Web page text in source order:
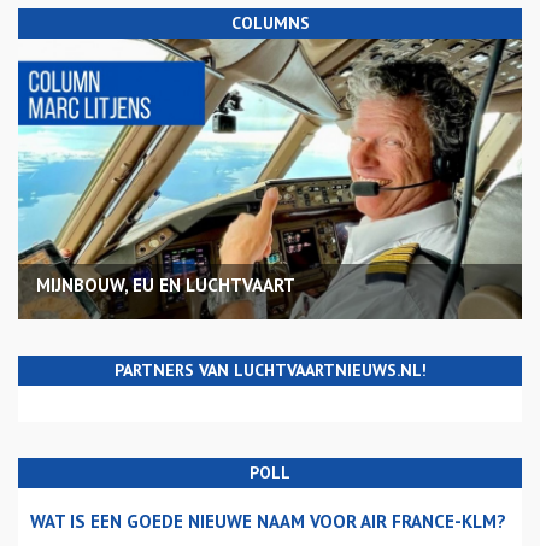
COLUMNS
MIJNBOUW, EU EN LUCHTVAART
PARTNERS VAN LUCHTVAARTNIEUWS.NL!
POLL
WAT IS EEN GOEDE NIEUWE NAAM VOOR AIR FRANCE-KLM?